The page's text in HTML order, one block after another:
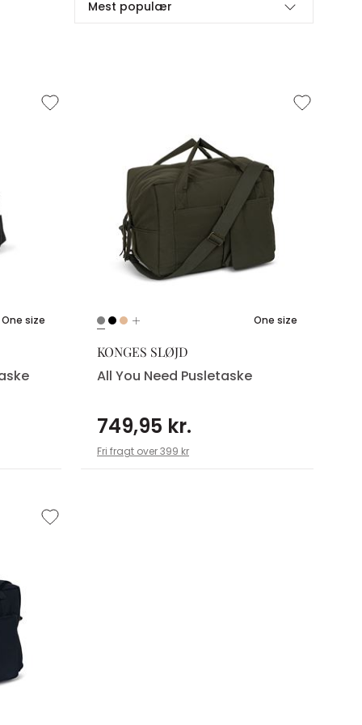
Mest populær
One size One size
KONGES SLØJD
All You Need Pusletaske
749,95 kr.
Fri fragt over 399 kr